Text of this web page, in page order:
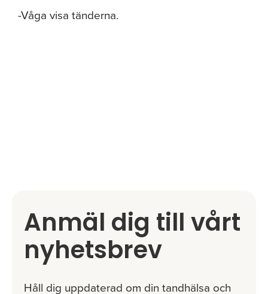
-Våga visa tänderna.
Anmäl dig till vårt
nyhetsbrev
Håll dig uppdaterad om din tandhälsa och